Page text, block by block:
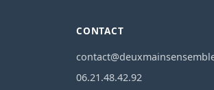
CONTACT
06.21.48.42.92